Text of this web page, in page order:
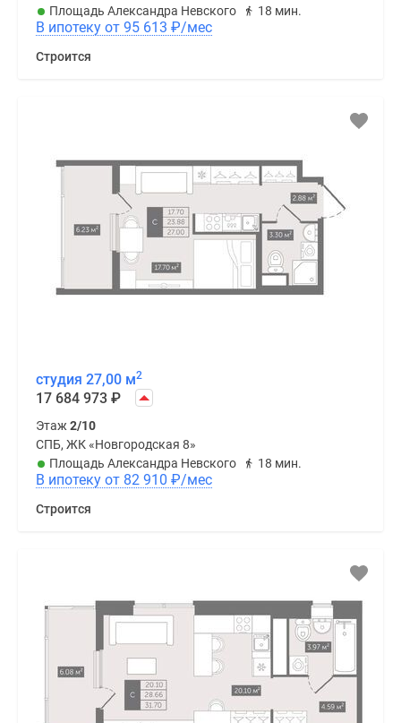
Площадь Александра Невского
18 мин.
В ипотеку от 95 613 ₽/мес
Строится
студия 27,00 м2
17 684 973 ₽
Этаж 2/10
СПБ, ЖК «Новгородская 8»
Площадь Александра Невского
18 мин.
В ипотеку от 82 910 ₽/мес
Строится